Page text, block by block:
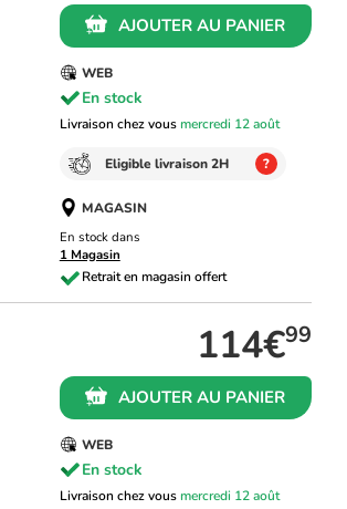
AJOUTER AU PANIER
WEB
En stock
Livraison chez vousmercredi 12 août
Eligible livraison 2H ?
MAGASIN
En stock dans
1 Magasin
114€99
AJOUTER AU PANIER
WEB
En stock
Livraison chez vousmercredi 12 août